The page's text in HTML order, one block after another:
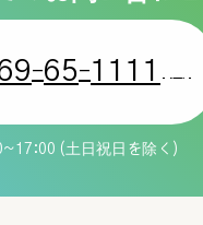
-65-1111
(土日祝日を除く)